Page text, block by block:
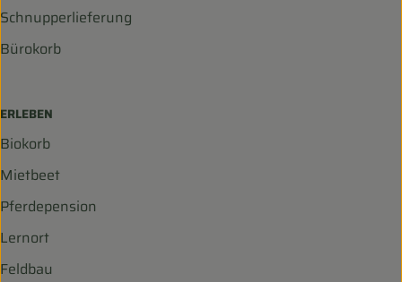
Schnupperlieferung
Bürokorb
ERLEBEN
Biokorb
Mietbeet
Pferdepension
Lernort
Feldbau